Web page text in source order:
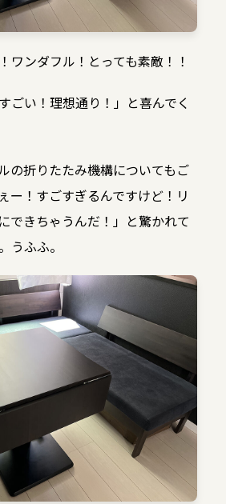
ワンダフル！とっても素敵！！
ごい！理想通り！」と喜んでく
の折りたたみ機構についてもご
ー！すごすぎるんですけど！リ
できちゃうんだ！」と驚かれて
うふふ。